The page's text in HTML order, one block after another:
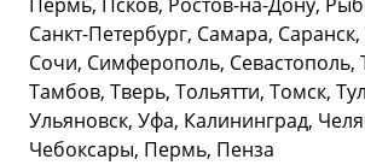
Санкт-Петербург, Самара,
Сочи, Симферополь, Севастополь,
Тамбов, Тверь, Тольятти, Томск,
Ульяновск, Уфа, Калининград,
Чебоксары, Пермь, Пенза